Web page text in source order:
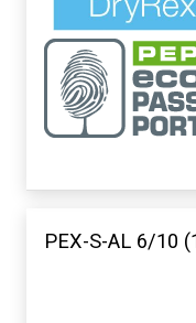
PEX-S-AL 6/10